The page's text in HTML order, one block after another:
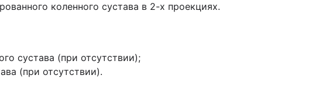
коленного сустава в 2-х проекциях.
сустава (при отсутствии);
(при отсутствии).